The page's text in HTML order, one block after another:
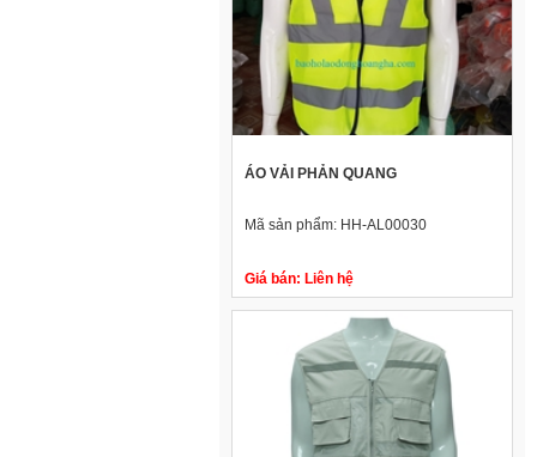
ÁO VẢI PHẢN QUANG
Mã sản phẩm: HH-AL00030
Giá bán: Liên hệ